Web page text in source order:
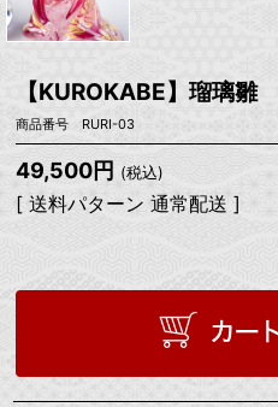
【KUROKABE】瑠璃
商品番号 RURI-03
49,500円 (税込)
[ 送料パターン 通常配送 ]